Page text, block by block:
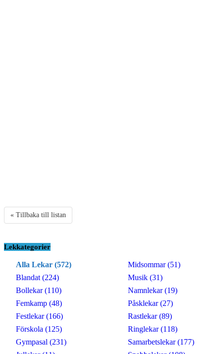
« Tillbaka till listan
Lekkategorier
Alla Lekar (572)
Blandat (224)
Bollekar (110)
Femkamp (48)
Festlekar (166)
Förskola (125)
Gympasal (231)
Midsommar (51)
Musik (31)
Namnlekar (19)
Påsklekar (27)
Rastlekar (89)
Ringlekar (118)
Samarbetslekar (177)